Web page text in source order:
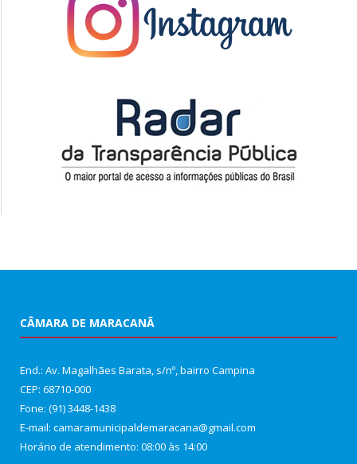
CÂMARA DE MARACANÃ
End.: Av. Magalhães Barata, s/nº, bairro Campina
CEP: 68710-000
Fone: (91) 3448-1438
E-mail: camaramunicipaldemaracana@gmail.com
Horário de atendimento: 08:00 às 14:00